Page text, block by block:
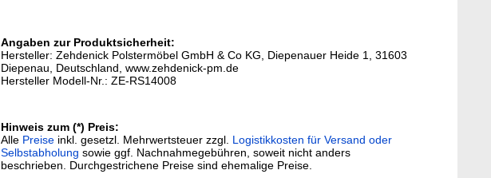
Angaben zur Produktsicherheit:
Hersteller: Zehdenick Polstermöbel GmbH & Co KG, Diepenauer Heide 1, 31603
Diepenau, Deutschland, www.zehdenick-pm.de
Hersteller Modell-Nr.: ZE-RS14008
Hinweis zum (*) Preis:
Alle Preiseinkl. gesetzl. Mehrwertsteuer zzgl. Logistikkosten für Versand oder
Selbstabholung sowie ggf. Nachnahmegebühren, soweit nicht anders
beschrieben. Durchgestrichene Preise sind ehemalige Preise.